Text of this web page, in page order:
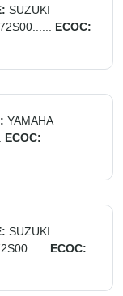
SUZUKI
ECOC:
YAMAHA
ECOC:
SUZUKI
ECOC: